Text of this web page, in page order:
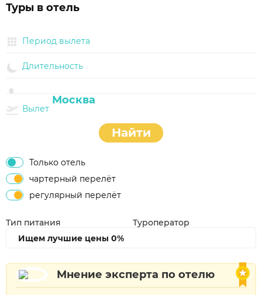
Туры в отель
Период вылета
Длительность
Вылет
Найти
Только отель
чартерный перелёт
регулярный перелёт
Тип питания
Туроператор
Ищем лучшие цены 0%
Мнение эксперта по отелю